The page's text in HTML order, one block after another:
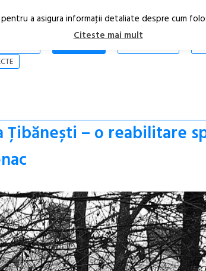
STIRI
Țibănești – o reabilitare
a asigura informaţii detaliate despre cum
Citeste mai mult